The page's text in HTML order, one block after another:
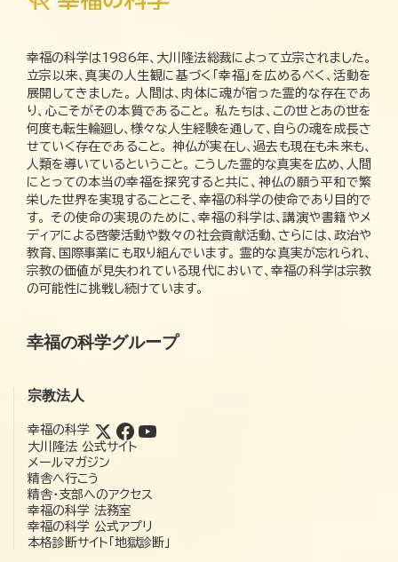
幸福の科学は1986年、大川隆法総裁によって立宗されました。
立宗以来、真実の人生観に基づく「幸福」を広めるべく、活動を
展開してきました。 人間は、肉体に魂が宿った霊的な存在であ
り、心こそがその本質であること。 私たちは、この世とあの世を
何度も転生輪廻し、様々な人生経験を通して、自らの魂を成長さ
せていく存在であること。 神仏が実在し、過去も現在も未来も、
人類を導いているということ。 こうした霊的な真実を広め、人間
にとっての本当の幸福を探究すると共に、神仏の願う平和で繁
栄した世界を実現することこそ、幸福の科学の使命であり目的で
す。 その使命の実現のために、幸福の科学は、講演や書籍やメ
ディアによる啓蒙活動や数々の社会貢献活動、さらには、政治や
教育、国際事業にも取り組んでいます。 霊的な真実が忘れられ、
宗教の価値が見失われている現代において、幸福の科学は宗教
の可能性に挑戦し続けています。
幸福の科学グループ
宗教法人
幸福の科学
大川隆法 公式サイト
メールマガジン
精舎へ行こう
精舎・支部へのアクセス
幸福の科学 法務室
幸福の科学 公式アプリ
本格診断サイト「地獄診断」